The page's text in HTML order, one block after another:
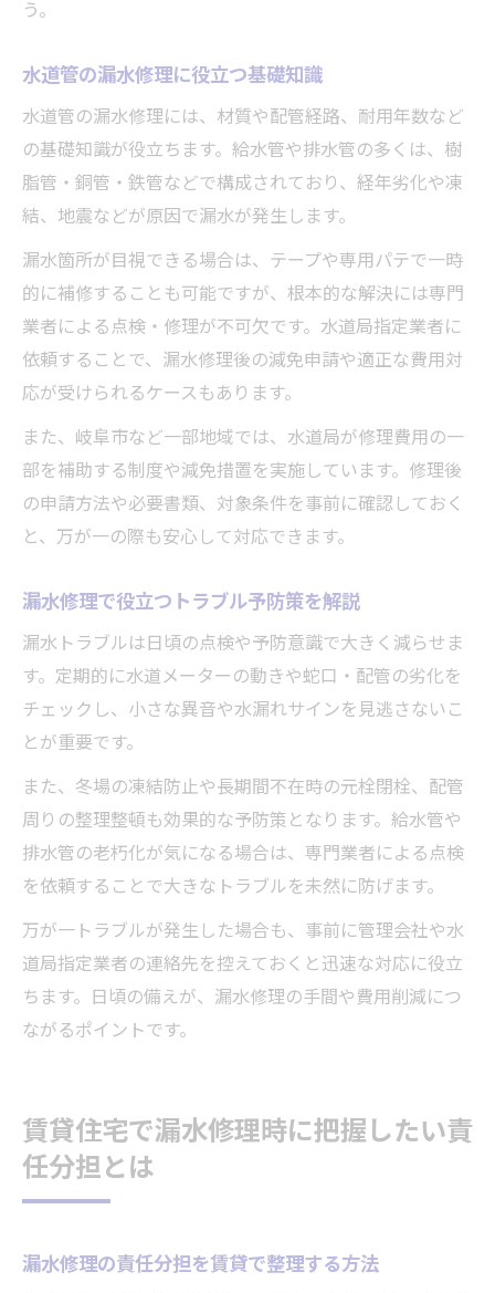
う。
水道管の漏水修理に役立つ基礎知識
水道管の漏水修理には、材質や配管経路、耐用年数など
の基礎知識が役立ちます。給水管や排水管の多くは、樹
脂管・銅管・鉄管などで構成されており、経年劣化や凍
結、地震などが原因で漏水が発生します。
漏水箇所が目視できる場合は、テープや専用パテで一時
的に補修することも可能ですが、根本的な解決には専門
業者による点検・修理が不可欠です。水道局指定業者に
依頼することで、漏水修理後の減免申請や適正な費用対
応が受けられるケースもあります。
また、岐阜市など一部地域では、水道局が修理費用の一
部を補助する制度や減免措置を実施しています。修理後
の申請方法や必要書類、対象条件を事前に確認しておく
と、万が一の際も安心して対応できます。
漏水修理で役立つトラブル予防策を解説
漏水トラブルは日頃の点検や予防意識で大きく減らせま
す。定期的に水道メーターの動きや蛇口・配管の劣化を
チェックし、小さな異音や水漏れサインを見逃さないこ
とが重要です。
また、冬場の凍結防止や長期間不在時の元栓閉栓、配管
周りの整理整頓も効果的な予防策となります。給水管や
排水管の老朽化が気になる場合は、専門業者による点検
を依頼することで大きなトラブルを未然に防げます。
万が一トラブルが発生した場合も、事前に管理会社や水
道局指定業者の連絡先を控えておくと迅速な対応に役立
ちます。日頃の備えが、漏水修理の手間や費用削減につ
ながるポイントです。
賃貸住宅で漏水修理時に把握したい責
任分担とは
漏水修理の責任分担を賃貸で整理する方法